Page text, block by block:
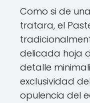
Como si de
tratara, el
delicada hoja
detalle
exclusividad
opulencia del